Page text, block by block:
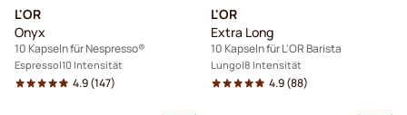
L'OR
Onyx
10 Kapseln für Nespresso®
Espresso 10 Intensität
4.9(147)
L'OR
Extra Long
10 Kapseln für L'OR Barista
Lungo 8 Intensität
4.9(88)